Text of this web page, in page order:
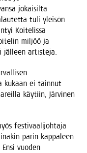
jokai­sil­ta
tuli ylei­sön
Koi­te­lis­sa
mil­jöö ja
jäl­leen artisteja.
kukaan ei tain­nut
käy­tiin, Jär­vi­nen
fes­ti­vaa­li­joh­ta­ja
parin kap­pa­leen
vuo­den